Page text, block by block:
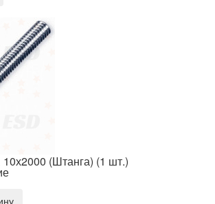
(Штанга) (1 шт.)